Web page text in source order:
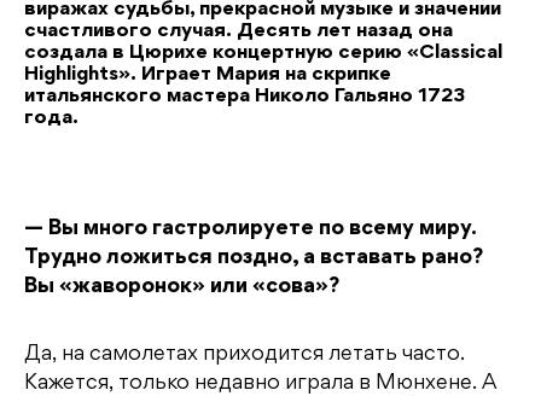
виражах судьбы, прекрасной музыке и значении
счастливого случая. Десять лет назад она
создала в Цюрихе концертную серию «Classical
Highlights». Играет Мария на скрипке
итальянского мастера Николо Гальяно 1723
года.
— Вы много гастролируете по всему миру.
Трудно ложиться поздно, а вставать рано?
Вы «жаворонок» или «сова»?
Да, на самолетах приходится летать часто.
Кажется, только недавно играла в Мюнхене. А